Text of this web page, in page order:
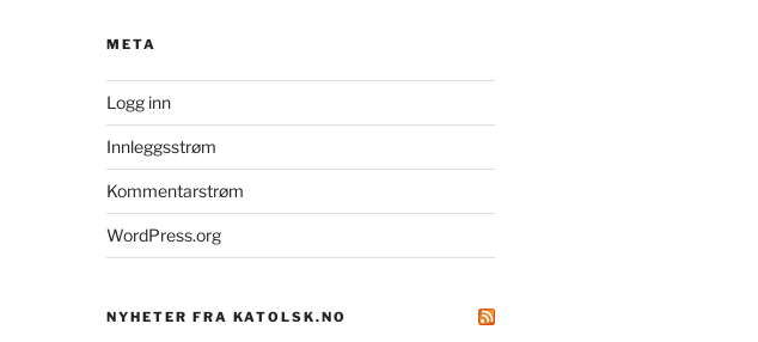
META
Logg inn
Innleggsstrøm
Kommentarstrøm
WordPress.org
NYHETER FRA KATOLSK.NO